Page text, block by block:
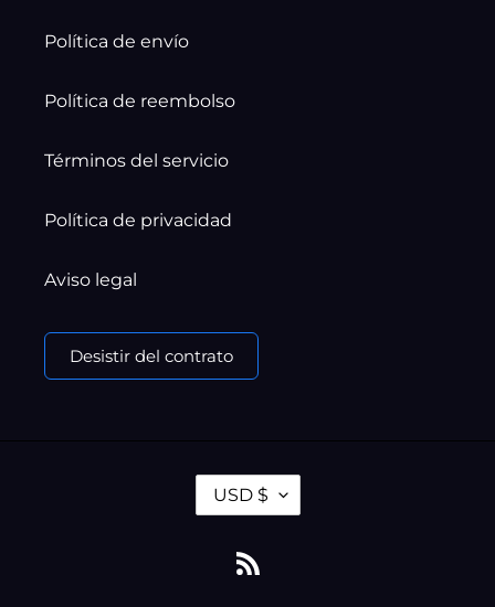
Política de envío
Política de reembolso
Términos del servicio
Política de privacidad
Aviso legal
Desistir del contrato
O
USD $